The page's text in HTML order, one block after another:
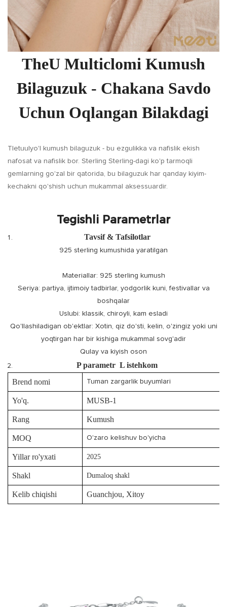
TheU Multiclomi Kumush
Bilaguzuk - Chakana Savdo
Uchun Oqlangan Bilakdagi
Tletuulyo'l kumush bilaguzuk - bu ezgulikka va nafislik ekish
nafosat va nafislik bor. Sterling Sterling-dagi ko'p tarmoqli
gemlarning go'zal bir qatorida, bu bilaguzuk har qanday kiyim-
kechakni qo'shish uchun mukammal aksessuardir.
Tegishli Parametrlar
Tavsif & Tafsilotlar
925 sterling kumushida yaratilgan
Materiallar: 925 sterling kumush
Seriya: partiya, ijtimoiy tadbirlar, yodgorlik kuni, festivallar va
boshqalar
Uslubi: klassik, chiroyli, kam esladi
Qo'llashiladigan ob'ektlar: Xotin, qiz do'sti, kelin, o'zingiz yoki uni
yoqtirgan har bir kishiga mukammal sovg'adir
Qulay va kiyish oson
Pparametr L istehkom
Brend nomi
Tuman zargarlik buyumlari
Yo'q. MUSB-1
Rang Kumush
MOQ O'zaro kelishuv bo'yicha
Yillar ro'yxati 2025
Shakl Dumaloq shakl
Kelib chiqishi Guanchjou, Xitoy